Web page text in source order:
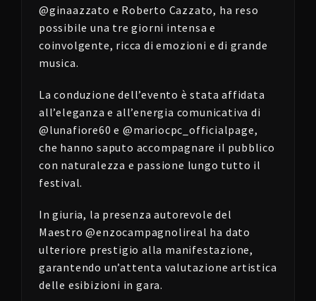
@ginaazzato e Roberto Cazzato, ha reso
possibile una tre giorni intensa e
coinvolgente, ricca di emozioni e di grande
musica.
La conduzione dell’evento è stata affidata
all’eleganza e all’energia comunicativa di
@lunafiore60 e @mariocpc_officialpage,
che hanno saputo accompagnare il pubblico
con naturalezza e passione lungo tutto il
festival.
In giuria, la presenza autorevole del
Maestro @enzocampagnolireal ha dato
ulteriore prestigio alla manifestazione,
garantendo un’attenta valutazione artistica
delle esibizioni in gara.